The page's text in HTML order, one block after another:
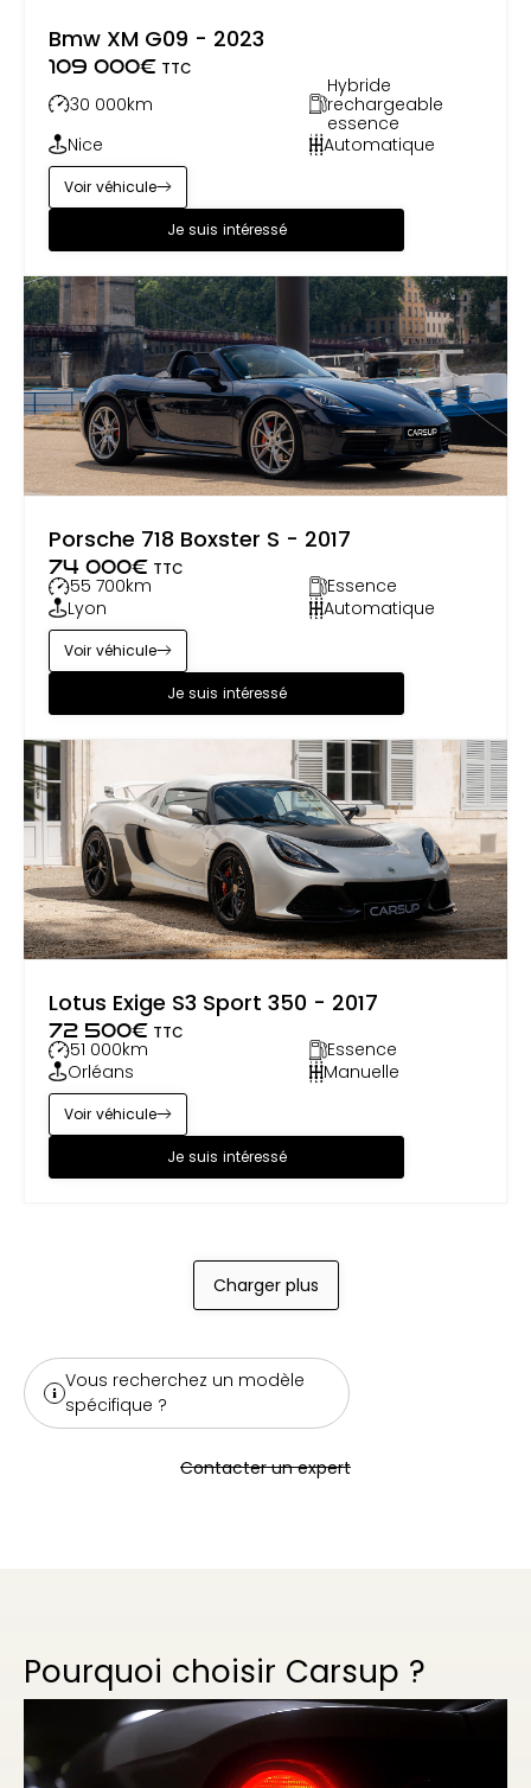
Bmw XM G09 - 2023
109 000€ TTC
30 000km
Hybride
rechargeable
essence
Nice
Automatique
Je suis intéressé
Voir véhicule
Porsche 718 Boxster S - 2017
74 000€ TTC
55 700km
Essence
Lyon
Automatique
Je suis intéressé
Voir véhicule
Lotus Exige S3 Sport 350 - 2017
72 500€ TTC
51 000km
Essence
Orléans
Manuelle
Je suis intéressé
Voir véhicule
Charger plus
Vous recherchez un modèle
spécifique ?
Contacter un expert
Pourquoi choisir Carsup ?